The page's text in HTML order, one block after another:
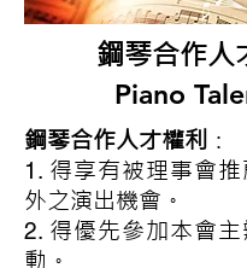
鋼琴合作人
​Piano
鋼琴合作人才權利 ：
1. 得享有被理事會
外之演出機會。
2. 得優先參加本會
動。